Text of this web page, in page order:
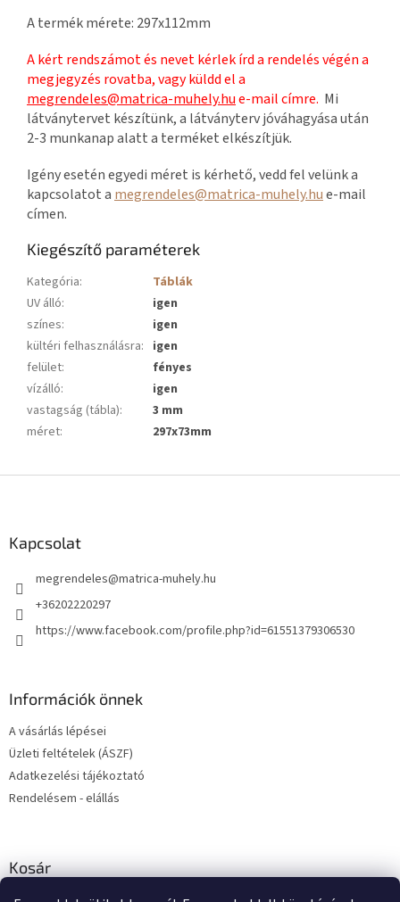
A termék mérete: 297x112mm
A kért rendszámot és nevet kérlek írd a rendelés végén a
megjegyzés rovatba, vagy küldd el a
megrendeles@matrica-muhely.hue-mail címre. Mi
látványtervet készítünk, a látványterv jóváhagyása után
2-3 munkanap alatt a terméket elkészítjük.
Igény esetén egyedi méret is kérhető, vedd fel velünk a
kapcsolatot a megrendeles@matrica-muhely.hue-mail
címen.
Kiegészítő paraméterek
Kategória:
Táblák
UV álló:
igen
színes:
igen
kültéri felhasználásra: igen
felület:
fényes
vízálló:
igen
vastagság (tábla):
3 mm
méret: 297x73mm
Kapcsolat
megrendeles@matrica-muhely.hu
+36202220297
https://www.facebook.com/profile.php?id=61551379306530
Információk önnek
A vásárlás lépései
Üzleti feltételek (ÁSZF)
Adatkezelési tájékoztató
Rendelésem - elállás
Kosár